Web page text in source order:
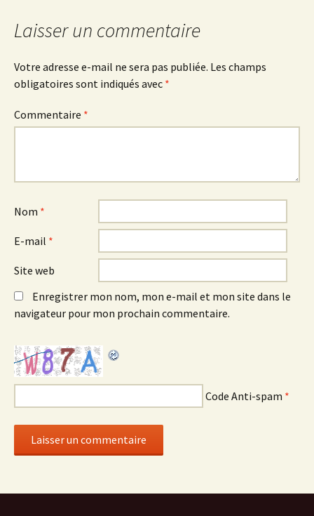
Laisser un commentaire
Votre adresse e-mail ne sera pas publiée. Les champs
obligatoires sont indiqués avec *
Commentaire *
Nom *
E-mail *
Site web
Enregistrer mon nom, mon e-mail et mon site dans le
navigateur pour mon prochain commentaire.
Code Anti-spam *